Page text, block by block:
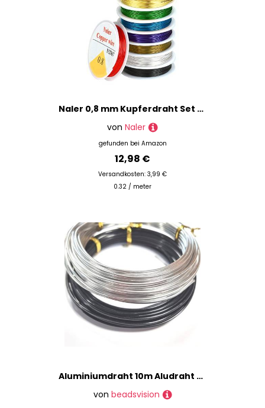
Naler 0,8 mm Kupferdraht Set Bunt in 10 Farben Basteldraht Schmuckdraht Schmuck Faden für Basteln (10 Stück)
von Naler
gefunden bei Amazon
12,98 €
Versandkosten: 3,99 €
0.32 / meter
Aluminiumdraht 10m Aludraht 2mm Basteldraht Schmuckdraht silber schwarz Mix 2 Farben
von beadsvision